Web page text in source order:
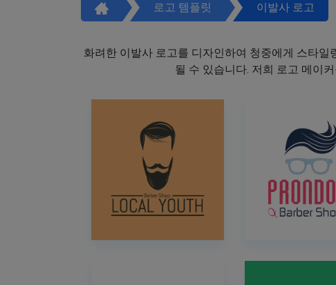
로고 템플릿 이발사 로고
화려한 이발사 로고를 디자인하여 청중에게 스타
될 수 있습니다. 저희 로고 메이